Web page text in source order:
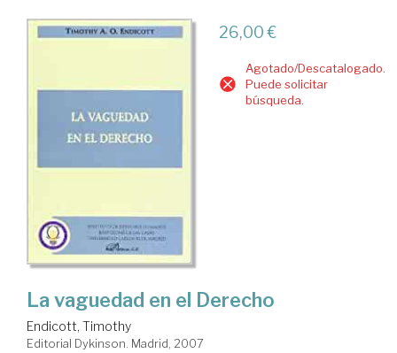
26,00 €
Agotado/Descatalogado.
Puede solicitar
búsqueda.
La vaguedad en el Derecho
Endicott, Timothy
Editorial Dykinson. Madrid, 2007